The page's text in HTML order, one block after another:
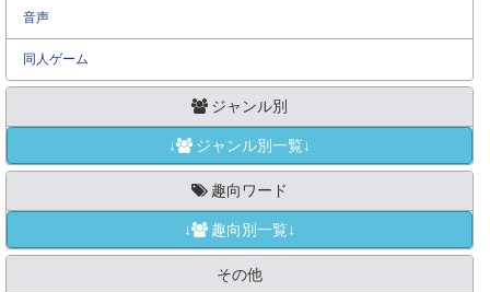
音声
同人ゲーム
ジャンル別
↓ ジャンル別一覧↓
趣向ワード
↓ 趣向別一覧↓
その他